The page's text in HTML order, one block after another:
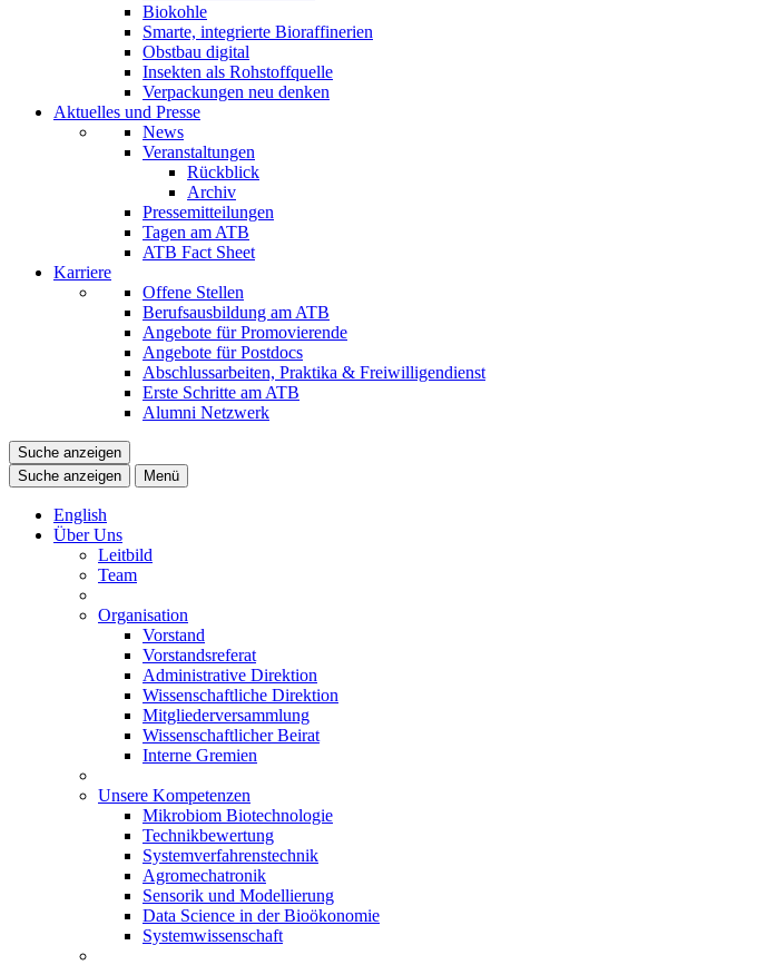
Biokohle
Smarte, integrierte Bioraffinerien
Obstbau digital
Insekten als Rohstoffquelle
Verpackungen neu denken
Aktuelles und Presse
News
Veranstaltungen
Rückblick
Archiv
Pressemitteilungen
Tagen am ATB
ATB Fact Sheet
Karriere
Offene Stellen
Berufsausbildung am ATB
Angebote für Promovierende
Angebote für Postdocs
Abschlussarbeiten, Praktika & Freiwilligendienst
Erste Schritte am ATB
Alumni Netzwerk
Suche anzeigen
Suche anzeigen
Menü
English
Über Uns
Leitbild
Team
Organisation
Vorstand
Vorstandsreferat
Administrative Direktion
Wissenschaftliche Direktion
Mitgliederversammlung
Wissenschaftlicher Beirat
Interne Gremien
Unsere Kompetenzen
Mikrobiom Biotechnologie
Technikbewertung
Systemverfahrenstechnik
Agromechatronik
Sensorik und Modellierung
Data Science in der Bioökonomie
Systemwissenschaft